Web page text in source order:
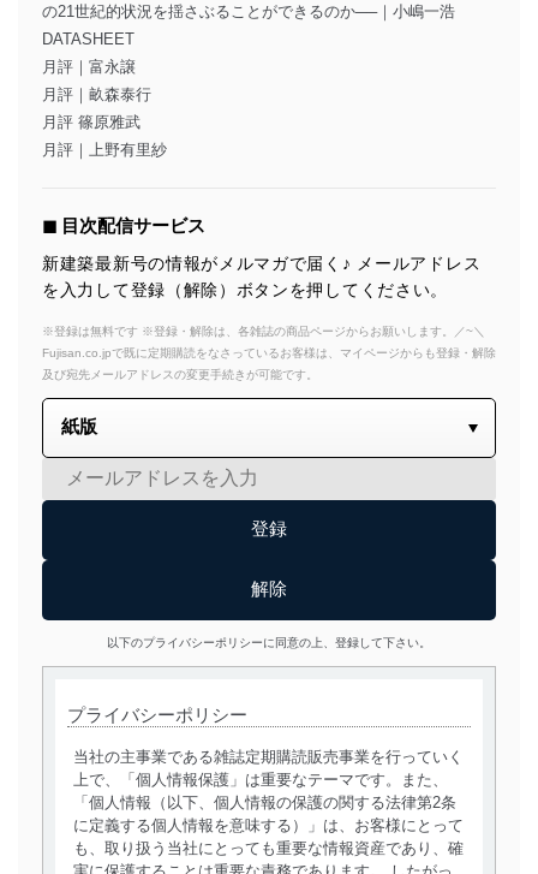
の21世紀的状況を揺さぶることができるのか──｜小嶋一浩
DATASHEET
月評｜富永譲
月評｜畝森泰行
月評 篠原雅武
月評｜上野有里紗
◼︎ 目次配信サービス
新建築最新号の情報がメルマガで届く♪ メールアドレス
を入力して登録（解除）ボタンを押してください。
※登録は無料です ※登録・解除は、各雑誌の商品ページからお願いします。／~＼
Fujisan.co.jpで既に定期購読をなさっているお客様は、マイページからも登録・解除
及び宛先メールアドレスの変更手続きが可能です。
以下のプライバシーポリシーに同意の上、登録して下さい。
プライバシーポリシー
当社の主事業である雑誌定期購読販売事業を行っていく
上で、「個人情報保護」は重要なテーマです。また、
「個人情報（以下、個人情報の保護の関する法律第2条
に定義する個人情報を意味する）」は、お客様にとって
も、取り扱う当社にとっても重要な情報資産であり、確